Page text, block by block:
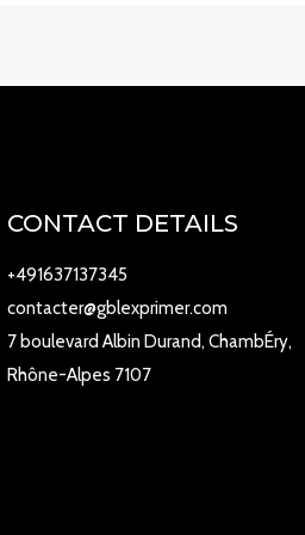
CONTACT DETAILS
+491637137345
contacter@gblexprimer.com
7 boulevard Albin Durand, ChambÉry,
Rhône-Alpes 7107